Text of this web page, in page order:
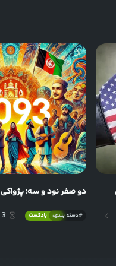
دو صفر نود و سه؛ پژواکی
#دسته بندی: پادکست 3